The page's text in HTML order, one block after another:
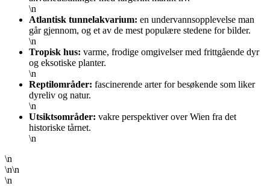
\n
Atlantisk tunnelakvarium: en undervannsopplevelse man
går gjennom, og et av de mest populære stedene for bilder.
\n
Tropisk hus: varme, frodige omgivelser med frittgående dyr
og eksotiske planter.
\n
Reptilområder: fascinerende arter for besøkende som liker
dyreliv og natur.
\n
Utsiktsområder: vakre perspektiver over Wien fra det
historiske tårnet.
\n
\n
\n\n
\n